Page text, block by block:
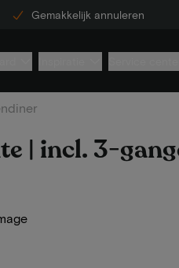
Gemakkelijk annuleren
| incl. 3-